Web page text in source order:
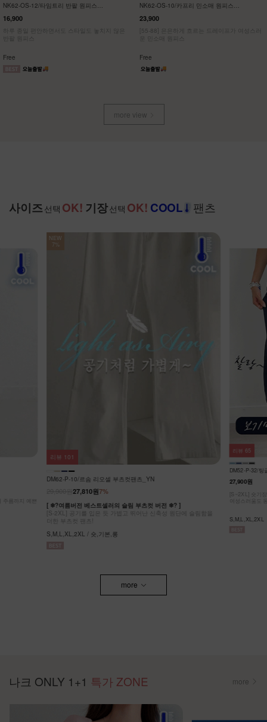
NK62-OS-12/타임트리 반팔 원피스
16,900
하루 종일 편안하면서도 스타일도 놓치지 않은
반팔 원피스
Free
NK62-OS-10/카프리 민소매 원피스
23,900
[55-88] 은은하게 흐르는 드레이프가 여성스러
Free
more view
사이즈 선택 OK! 기장선택 OK! COOL 팬츠
름까지 예쁜
NEW
7%
DM62-P-10/르솜 리오셀 부츠컷팬츠_YN
7%
29,900원27,810원
[ ❄?여름버전 베스트셀러의 슬림 부츠컷 버전 ❄? ]
[S-2XL] 공기를 입은 듯 가볍고 뛰어난 신축성 원단에 슬림함을
더한 부츠컷 팬츠!
S,M,L,XL,2XL / 숏,기본,롱
리뷰 101
DM52-P-32/팅
27,900원
[S~2XL] 숏기
여성스러움도
S,M,L,XL,2XL
리뷰 65
more
나크 ONLY 1+1 특가 ZONE more